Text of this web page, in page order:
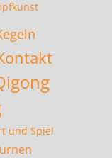
und Spiel